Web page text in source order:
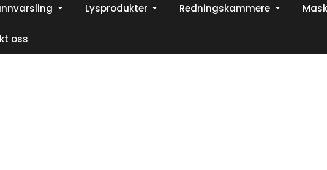
Din ekspert på brann og sikkerhetsløsninger!
LinkedIn
Lysprodukter Redningskammere
oss